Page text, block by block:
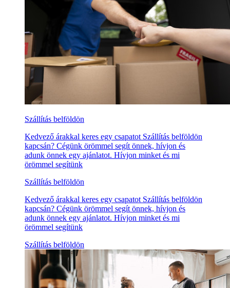
Szállítás belföldön
Kedvező árakkal keres egy csapatot Szállítás belföldön
kapcsán? Cégünk örömmel segít önnek, hívjon és
adunk önnek egy ajánlatot. Hívjon minket és mi
örömmel segítünk
Szállítás belföldön
Kedvező árakkal keres egy csapatot Szállítás belföldön
kapcsán? Cégünk örömmel segít önnek, hívjon és
adunk önnek egy ajánlatot. Hívjon minket és mi
örömmel segítünk
Szállítás belföldön